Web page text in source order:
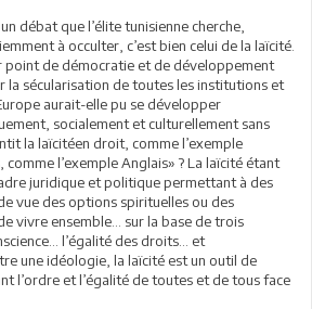
débat que l’élite tunisienne cherche,
à occulter, c’est bien celui de la laïcité.
point de démocratie et de développement
la sécularisation de toutes les institutions et
aurait-elle pu se développer
socialement et culturellement sans
la laïcitéen droit, comme l’exemple
l’exemple Anglais» ? La laïcité étant
juridique et politique permettant à des
vue des options spirituelles ou des
vivre ensemble… sur la base de trois
l’égalité des droits… et
une idéologie, la laïcité est un outil de
l’ordre et l’égalité de toutes et de tous face